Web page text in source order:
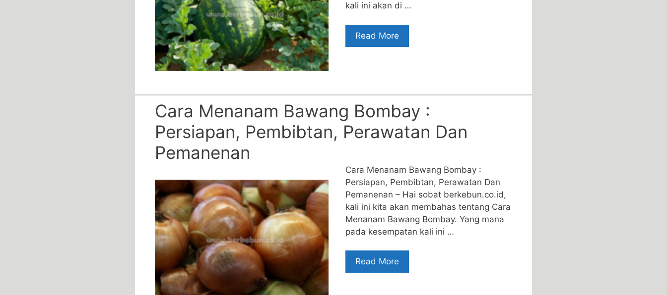
kali ini akan di …
Read More
Cara Menanam Bawang Bombay :
Persiapan, Pembibtan, Perawatan Dan
Pemanenan
Cara Menanam Bawang Bombay :
Persiapan, Pembibtan, Perawatan Dan
Pemanenan – Hai sobat berkebun.co.id,
kali ini kita akan membahas tentang Cara
Menanam Bawang Bombay. Yang mana
pada kesempatan kali ini …
Read More